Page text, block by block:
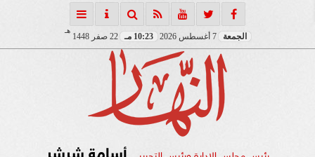
الجمعة 7 أغسطس 2026 10:23 مـ 22 صفر 1448
هـ
أسامة شرشر